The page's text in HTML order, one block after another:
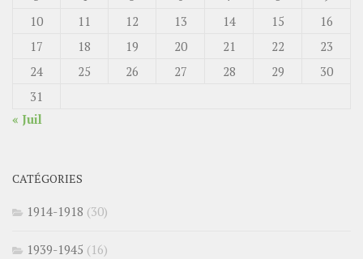
10
11 12 13 14 15
16
17
18 19 20 21 22
23
24
25 26 27 28 29
30
31
« Juil
CATÉGORIES
1914-1918 (30)
1939-1945 (16)